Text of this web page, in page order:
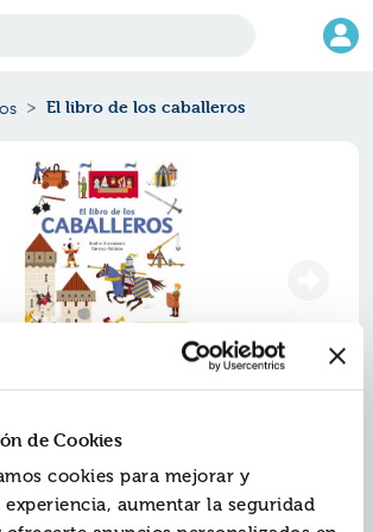
de Cookies
cookies para mejorar y
aumentar la seguridad
El libro de los caballeros
de los caballeros